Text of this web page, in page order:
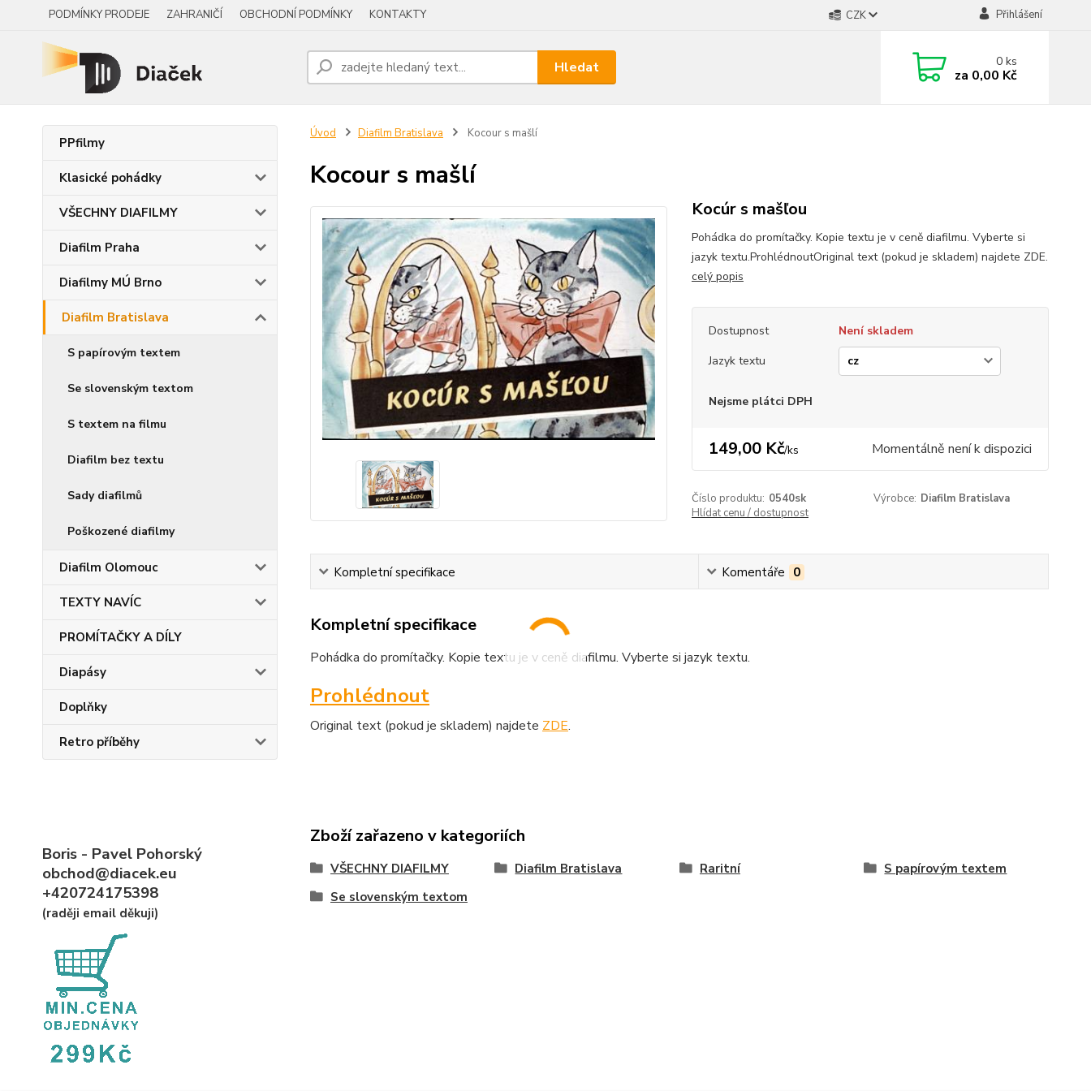
PODMÍNKY PRODEJE ZAHRANIČÍ OBCHODNÍ PODMÍNKY KONTAKTY CZK Přihlášení
Hledat 0ks
za 0,00 Kč
PPfilmy
Klasické pohádky
VŠECHNY DIAFILMY
Diafilm Praha
Diafilmy MÚ Brno
Diafilm Bratislava
S papírovým textem
Se slovenským textom
S textem na filmu
Diafilm bez textu
Sady diafilmů
Poškozené diafilmy
Diafilm Olomouc
TEXTY NAVÍC
PROMÍTAČKY A DÍLY
Diapásy
Doplňky
Retro příběhy
Boris - Pavel Pohorský
obchod@diacek.eu
+420724175398
(raději email děkuji)
Úvod Diafilm Bratislava Kocour s mašlí
Kocour s mašlí
Kocúr s mašľou
Pohádka do promítačky. Kopie textu je v ceně diafilmu. Vyberte si
jazyk textu.ProhlédnoutOriginal text (pokud je skladem) najdete ZDE.
celý popis
Dostupnost
Není skladem
Jazyk textu
Nejsme plátci DPH
149,00 Kč/ks Momentálně není k dispozici
Číslo produktu: 0540sk Výrobce: Diafilm Bratislava
Hlídat cenu / dostupnost
Kompletní specifikace Komentáře 0
Kompletní specifikace
Pohádka do promítačky. Kopie textu je v ceně diafilmu. Vyberte si jazyk textu.
Prohlédnout
Original text (pokud je skladem) najdete ZDE.
Zboží zařazeno v kategoriích
VŠECHNY DIAFILMY Diafilm Bratislava Raritní
S papírovým textem
Se slovenským textom